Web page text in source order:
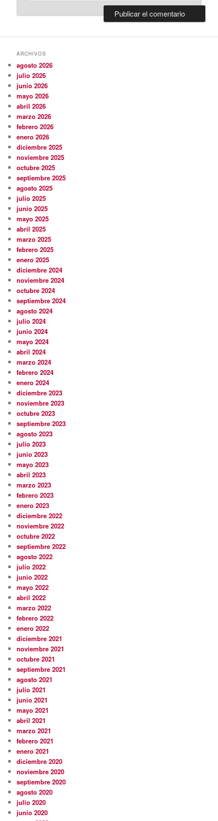
ARCHIVOS
agosto 2026
julio 2026
junio 2026
mayo 2026
abril 2026
marzo 2026
febrero 2026
enero 2026
diciembre 2025
noviembre 2025
octubre 2025
septiembre 2025
agosto 2025
julio 2025
junio 2025
mayo 2025
abril 2025
marzo 2025
febrero 2025
enero 2025
diciembre 2024
noviembre 2024
octubre 2024
septiembre 2024
agosto 2024
julio 2024
junio 2024
mayo 2024
abril 2024
marzo 2024
febrero 2024
enero 2024
diciembre 2023
noviembre 2023
octubre 2023
septiembre 2023
agosto 2023
julio 2023
junio 2023
mayo 2023
abril 2023
marzo 2023
febrero 2023
enero 2023
diciembre 2022
noviembre 2022
octubre 2022
septiembre 2022
agosto 2022
julio 2022
junio 2022
mayo 2022
abril 2022
marzo 2022
febrero 2022
enero 2022
diciembre 2021
noviembre 2021
octubre 2021
septiembre 2021
agosto 2021
julio 2021
junio 2021
mayo 2021
abril 2021
marzo 2021
febrero 2021
enero 2021
diciembre 2020
noviembre 2020
septiembre 2020
agosto 2020
julio 2020
junio 2020